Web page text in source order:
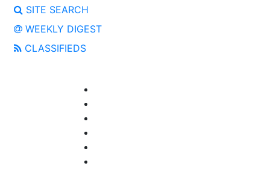
SITE SEARCH
WEEKLY DIGEST
CLASSIFIEDS